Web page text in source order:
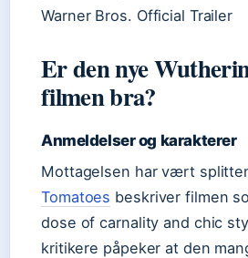
Warner Bros. Official Trailer
Er den nye
filmen bra?
Anmeldelser og karakterer
Mottagelsen har vært
Tomatoes beskriver filmen
dose of carnality and chic
kritikere påpeker at den